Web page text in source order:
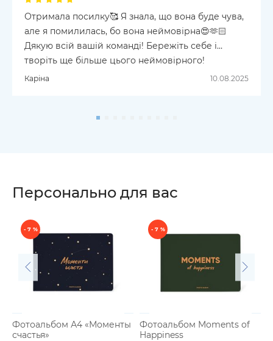
Отримала посилку🥰 Я знала, що вона буде чува,
але я помилилась, бо вона неймовірна😍🫶🏻
Дякую всій вашій команді! Бережіть себе і
творіть ще більше цього неймовірного!
Каріна 10.08.2025
Персонально для вас
- 7 %
Фотоальбом А4 «Моменты
счастья»
- 7 %
Фотоальбом Moments of
Happiness